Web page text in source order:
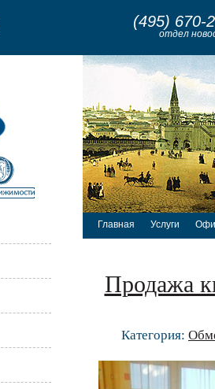
(495) 670-
отдел
Главная Услуги
Продажа
Категория: